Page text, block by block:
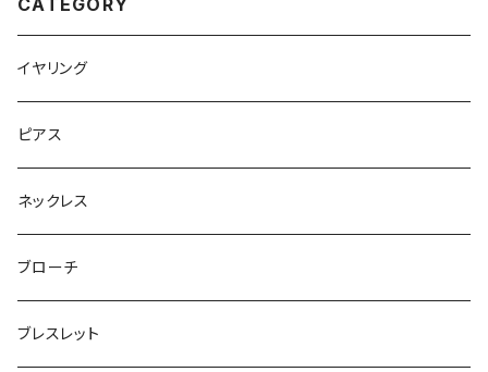
CATEGORY
イヤリング
ピアス
ネックレス
ブローチ
ブレスレット